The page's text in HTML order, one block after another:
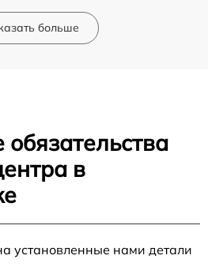
больше
в
установленные нами детали